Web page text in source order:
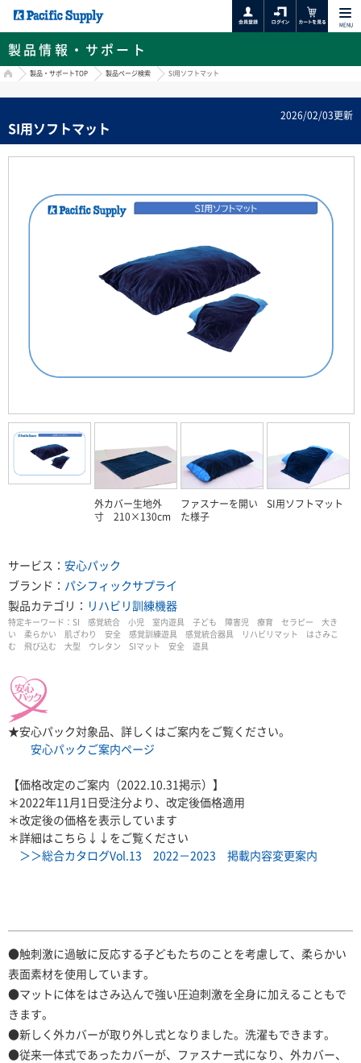
MENU
製品情報・サポート
HOME製品・サポートTOP 製品ページ検索 SI用ソフトマット
2026/02/03更新
SI用ソフトマット
外カバー生地外
寸 210×130cm
ファスナーを開い
た様子
SI用ソフトマット
サービス： 安心パック
ブランド： パシフィックサプライ
製品カテゴリ： リハビリ訓練機器
特定キーワード： SI 感覚統合 小児 室内遊具 子ども 障害児 療育 セラピー 大き
い 柔らかい 肌ざわり 安全 感覚訓練遊具 感覚統合器具 リハビリマット はさみこ
む 飛び込む 大型 ウレタン SIマット 安全 遊具
★安心パック対象品、詳しくはご案内をご覧ください。
安心パックご案内ページ
【価格改定のご案内（2022.10.31掲示）】
＊2022年11月1日受注分より、改定後価格適用
＊改定後の価格を表示しています
＊詳細はこちら↓↓をご覧ください
＞＞総合カタログVol.13 2022－2023 掲載内容変更案内
●触刺激に過敏に反応する子どもたちのことを考慮して、柔らかい
表面素材を使用しています。
●マットに体をはさみ込んで強い圧迫刺激を全身に加えることもで
きます。
●新しく外カバーが取り外し式となりました。洗濯もできます。
●従来一体式であったカバーが、ファスナー式になり、外カバー、